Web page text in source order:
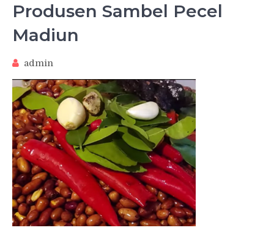
Produsen Sambel Pecel
Madiun
admin